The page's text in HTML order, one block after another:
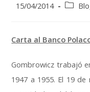
Publicación
entrada:
15/04/2014
Carta al Banco
Gombrowicz trabajó
1947 a 1955. El 19